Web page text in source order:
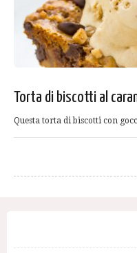
Torta di biscotti al
Questa torta di biscotti con